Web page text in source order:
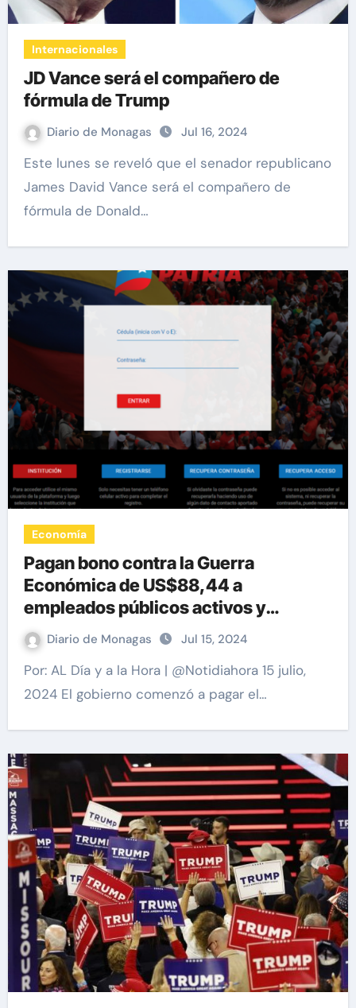
Internacionales
JD Vance será el compañero de
fórmula de Trump
Diario de Monagas Jul 16, 2024
Este lunes se reveló que el senador republicano
James David Vance será el compañero de
fórmula de Donald…
Economía
Pagan bono contra la Guerra
Económica de US$88,44 a
empleados públicos activos y
jubilados
Diario de Monagas Jul 15, 2024
Por: AL Día y a la Hora | @Notidiahora 15 julio,
2024 El gobierno comenzó a pagar el…